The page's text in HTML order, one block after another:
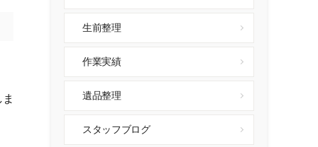
生前整理
作業実績
遺品整理
スタッフブログ